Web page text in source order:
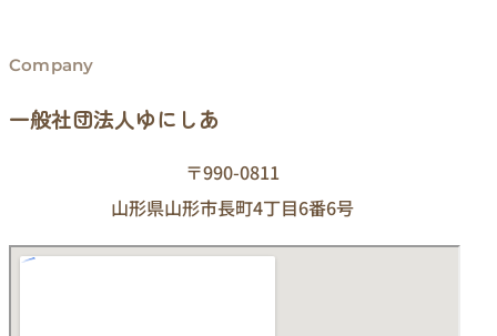
Company
一般社団法人ゆにしあ
〒990-0811
山形県山形市長町4丁目6番6号